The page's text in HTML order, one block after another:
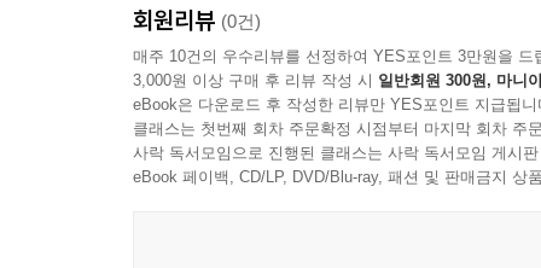
말은 넘쳐나지만 경청은 사라져 가는 시대다. 소
저자는 지금 우리에게 필요한 것은 더 많은 말
있는지 끝까지 귀 기울여 듣는 일 말이다.
이 책은 침묵을 통해 신을 이야기하는 책이 아니
무너진 자리에서 우리는 비로소 서로의 고통을
수 있는 공간에 닿게 하였다. 사유를 깨우고 마음
저자는 독자들을 조건 없이 침묵이라는 하느님 사
가장 깊은 그늘에 있는 이들과 함께 연대하며 구원
-최대환, 천주교 의정부 교구 신부
그리스도교 신비주의 및 관상 전통 안에서 침묵의
회원리뷰 (0건)
매주 10건의 우수리뷰를 선정하여 YES포인트 3만원을 드
3,000원 이상 구매 후 리뷰 작성 시 일반회원 300원, 마니
eBook은 다운로드 후 작성한 리뷰만 YES포인트 지급됩니
클래스는 첫번째 회차 주문확정 시점부터 마지막 회차 주
사락 독서모임으로 진행된 클래스는 사락 독서모임 게시
eBook 페이백, CD/LP, DVD/Blu-ray, 패션 및 판매금지 상